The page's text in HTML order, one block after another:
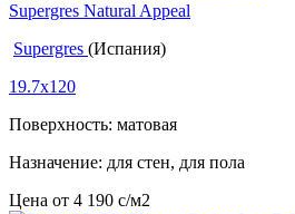
Supergres Natural Appeal
Supergres (Испания)
19.7x120
Поверхность: матовая
Назначение: для стен, для пола
Цена от 4 190 c/м2